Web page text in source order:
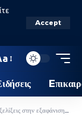
Accept
του Μπάμπη – Βρήκαν κηλίδα αίματος σε βάρκα